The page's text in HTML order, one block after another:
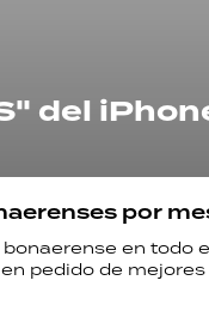
del
por
en todo
pedido de mejores